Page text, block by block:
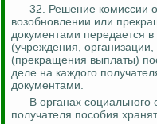
32. Решение комиссии
возобновлении или
документами передается
(учреждения,
(прекращения выплаты)
деле на каждого
документами.
В органах
получателя пособия